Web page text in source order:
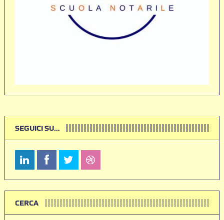
SEGUICI SU…
CERCA